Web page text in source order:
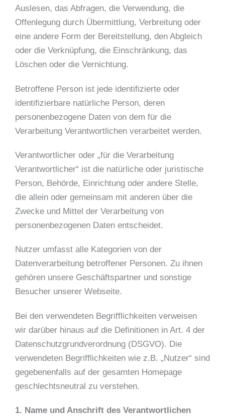
Auslesen, das Abfragen, die Verwendung, die
Offenlegung durch Übermittlung, Verbreitung oder
eine andere Form der Bereitstellung, den Abgleich
oder die Verknüpfung, die Einschränkung, das
Löschen oder die Vernichtung.
Betroffene Person ist jede identifizierte oder
identifizierbare natürliche Person, deren
personenbezogene Daten von dem für die
Verarbeitung Verantwortlichen verarbeitet werden.
Verantwortlicher oder „für die Verarbeitung
Verantwortlicher“ ist die natürliche oder juristische
Person, Behörde, Einrichtung oder andere Stelle,
die allein oder gemeinsam mit anderen über die
Zwecke und Mittel der Verarbeitung von
personenbezogenen Daten entscheidet.
Nutzer umfasst alle Kategorien von der
Datenverarbeitung betroffener Personen. Zu ihnen
gehören unsere Geschäftspartner und sonstige
Besucher unserer Webseite.
Bei den verwendeten Begrifflichkeiten verweisen
wir darüber hinaus auf die Definitionen in Art. 4 der
Datenschutzgrundverordnung (DSGVO). Die
verwendeten Begrifflichkeiten wie z.B. „Nutzer“ sind
gegebenenfalls auf der gesamten Homepage
geschlechtsneutral zu verstehen.
1. Name und Anschrift des Verantwortlichen